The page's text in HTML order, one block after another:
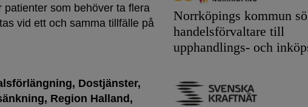
som behöver ta flera
vid ett och samma tillfälle på
Dostjänster
Region Halland
Norrköpings kommun
handelsförvaltare till
upphandlings- och